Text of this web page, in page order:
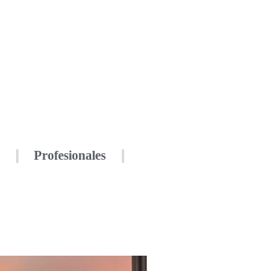
Profesionales